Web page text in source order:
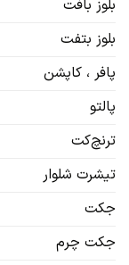
بلوز بافت
بلوز بتفت
پافر ، کاپشن
پالتو
ترنچ‌کت
تیشرت شلوار
جکت
جکت چرم